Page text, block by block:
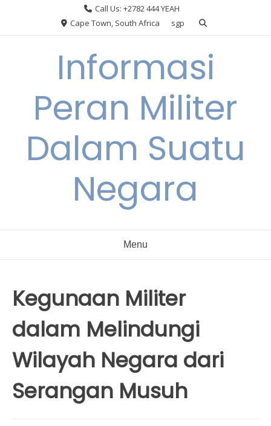
Call Us: +2782 444 YEAH
Cape Town, South Africa
sgp
Informasi
Peran Militer
Dalam Suatu
Negara
Menu
Kegunaan Militer
dalam Melindungi
Wilayah Negara dari
Serangan Musuh